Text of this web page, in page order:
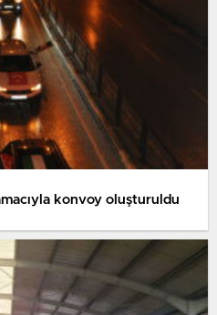
konvoy oluşturuldu